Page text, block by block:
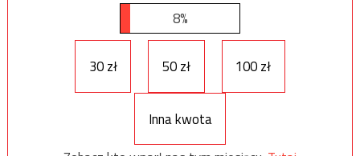
8%
30 zł 50 zł 100 zł
Inna kwota